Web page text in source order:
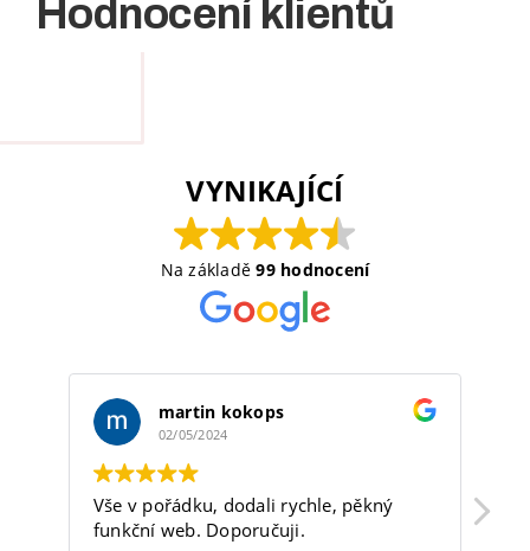
Hodnocení klientů
VYNIKAJÍCÍ
Na základě99 hodnocení
martin kokops
02/05/2024
Vše v pořádku, dodali rychle, pěkný
funkční web. Doporučuji.